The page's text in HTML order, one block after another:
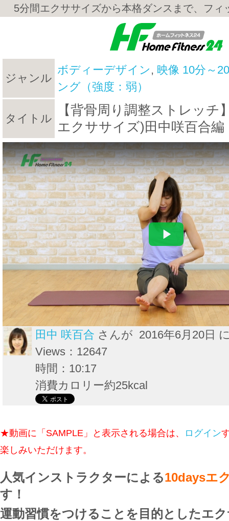
5分間エクササイズから本格ダンスまで、フィ
ジャンル
ボディーデザイン , 映像 10分～
ング（強度：弱）
タイトル
【背骨周り調整ストレッチ
エクササイズ)田中咲百合編
田中 咲百合 さんが 2016年6月20日
Views：12647
時間：10:17
消費カロリー約25kcal
★動画に「SAMPLE」と表示される場合は、 ログイン
楽しみいただけます。
人気インストラクターによる10daysエ
す！
運動習慣をつけることを目的としたエ